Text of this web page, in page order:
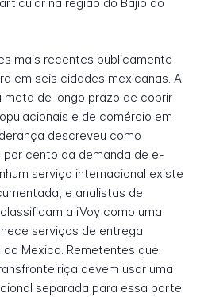
na região do Bajio do
mais recentes publicamente
em seis cidades mexicanas. A
meta de longo prazo de cobrir
e de comércio em
descreveu como
cento da demanda de e-
serviço internacional existe
e analistas de
a iVoy como uma
serviços de entrega
Mexico. Remetentes que
devem usar uma
separada para essa parte